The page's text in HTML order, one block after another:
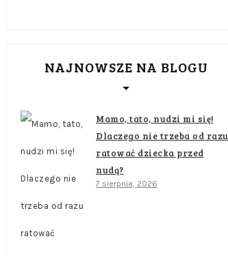
NAJNOWSZE NA BLOGU
Mamo, tato, nudzi mi się!
Dlaczego nie trzeba od razu
ratować dziecka przed
nudą?
7 sierpnia, 2026